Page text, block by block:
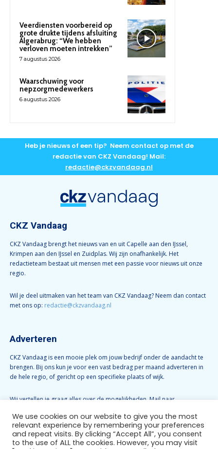
Veerdiensten voorbereid op
grote drukte tijdens afsluiting
Algerabrug: “We hebben
verloven moeten intrekken”
7 augustus 2026
Waarschuwing voor
nepzorgmedewerkers
6 augustus 2026
Heb je nieuws of een tip? Neem contact op met de
redactie van CKZ Vandaag! Mail:
redactie@ckzvandaag.nl
CKZ Vandaag
CKZ Vandaag brengt het nieuws van en uit Capelle aan den IJssel,
Krimpen aan den IJssel en Zuidplas. Wij zijn onafhankelijk. Het
redactieteam bestaat uit mensen met een passie voor nieuws uit onze
regio.
Wil je deel uitmaken van het team van CKZ Vandaag? Neem dan contact
met ons op: redactie@ckzvandaag.nl
Adverteren
CKZ Vandaag is een mooie plek om jouw bedrijf onder de aandacht te
brengen. Bij ons kun je voor een vast bedrag per maand adverteren in
de hele regio, of gericht op een specifieke plaats of wijk.
Wij vertellen je graag alles over de mogelijkheden. Mail naar
Volg CKZ Vandaag
We use cookies on our website to give you the most
relevant experience by remembering your preferences
and repeat visits. By clicking “Accept All”, you consent
to the use of ALL the cookies. However, you may visit